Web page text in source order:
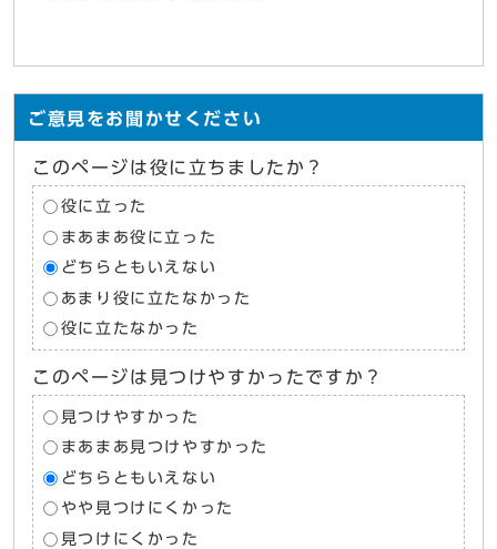
ご意見をお聞かせください
このページは役に立ちましたか？
役に立った
まあまあ役に立った
どちらともいえない
あまり役に立たなかった
役に立たなかった
このページは見つけやすかったですか？
見つけやすかった
まあまあ見つけやすかった
どちらともいえない
やや見つけにくかった
見つけにくかった